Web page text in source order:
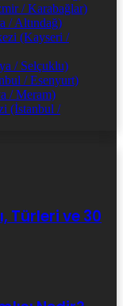
/ Karabağlar)
/ Altındağ)
(Kayseri /
/ Selçuklu)
/ Esenyurt)
/ Meram)
(İstanbul /
Türleri ve 30